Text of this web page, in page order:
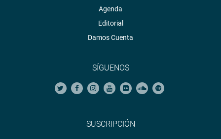
Agenda
Editorial
Damos Cuenta
SÍGUENOS
SUSCRIPCIÓN